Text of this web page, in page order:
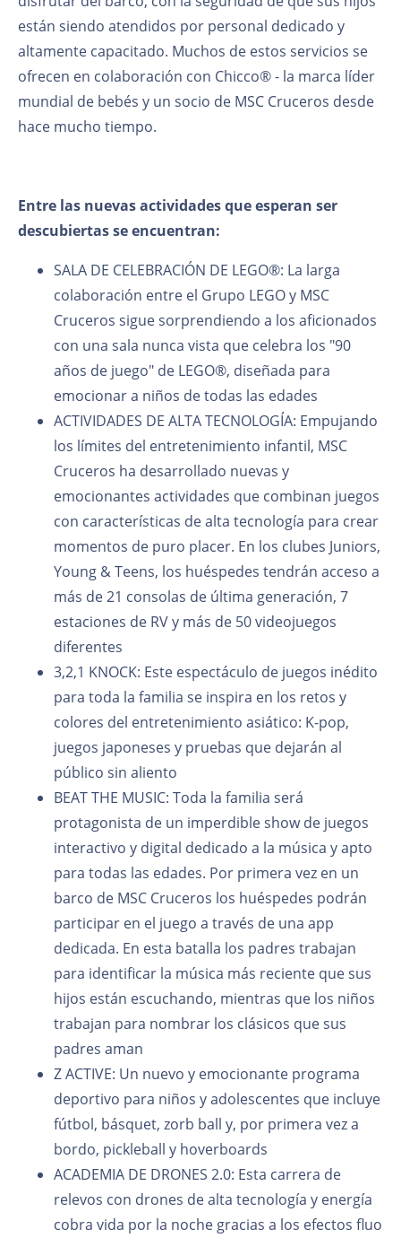
están siendo atendidos por personal dedicado y
altamente capacitado. Muchos de estos servicios se
ofrecen en colaboración con Chicco® - la marca líder
mundial de bebés y un socio de MSC Cruceros desde
hace mucho tiempo.
Entre las nuevas actividades que esperan ser
descubiertas se encuentran:
SALA DE CELEBRACIÓN DE LEGO®: La larga
colaboración entre el Grupo LEGO y MSC
Cruceros sigue sorprendiendo a los aficionados
con una sala nunca vista que celebra los "90
años de juego" de LEGO®, diseñada para
emocionar a niños de todas las edades
ACTIVIDADES DE ALTA TECNOLOGÍA: Empujando
los límites del entretenimiento infantil, MSC
Cruceros ha desarrollado nuevas y
emocionantes actividades que combinan juegos
con características de alta tecnología para crear
momentos de puro placer. En los clubes Juniors,
Young & Teens, los huéspedes tendrán acceso a
más de 21 consolas de última generación, 7
estaciones de RV y más de 50 videojuegos
diferentes
3,2,1 KNOCK: Este espectáculo de juegos inédito
para toda la familia se inspira en los retos y
colores del entretenimiento asiático: K-pop,
juegos japoneses y pruebas que dejarán al
público sin aliento
BEAT THE MUSIC: Toda la familia será
protagonista de un imperdible show de juegos
interactivo y digital dedicado a la música y apto
para todas las edades. Por primera vez en un
barco de MSC Cruceros los huéspedes podrán
participar en el juego a través de una app
dedicada. En esta batalla los padres trabajan
para identificar la música más reciente que sus
hijos están escuchando, mientras que los niños
trabajan para nombrar los clásicos que sus
padres aman
Z ACTIVE: Un nuevo y emocionante programa
deportivo para niños y adolescentes que incluye
fútbol, básquet, zorb ball y, por primera vez a
bordo, pickleball y hoverboards
ACADEMIA DE DRONES 2.0: Esta carrera de
relevos con drones de alta tecnología y energía
cobra vida por la noche gracias a los efectos fluo